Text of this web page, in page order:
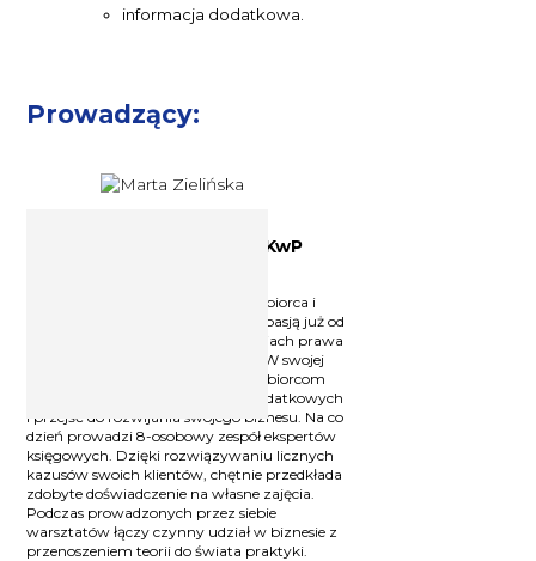
informacja dodatkowa.
Prowadzący:
Dyplomowana księgowa SKwP
Dyplomowana księgowa, przedsiębiorca i
wykładowca, który dzieli się swoją pasją już od
10 lat. Specjalizuje się w zagadnieniach prawa
bilansowego i sprawozdawczości. W swojej
codziennej pracy pomaga przedsiębiorcom
zrozumieć zawiłości przepisów podatkowych
i przejść do rozwijania swojego biznesu. Na co
dzień prowadzi 8-osobowy zespół ekspertów
księgowych. Dzięki rozwiązywaniu licznych
kazusów swoich klientów, chętnie przedkłada
zdobyte doświadczenie na własne zajęcia.
Podczas prowadzonych przez siebie
warsztatów łączy czynny udział w biznesie z
przenoszeniem teorii do świata praktyki.